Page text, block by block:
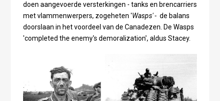
doen aangevoerde versterkingen - tanks en brencarriers
met vlammenwerpers, zogeheten 'Wasps' - de balans
doorslaan in het voordeel van de Canadezen. De Wasps
'completed the enemy's demoralization', aldus Stacey.